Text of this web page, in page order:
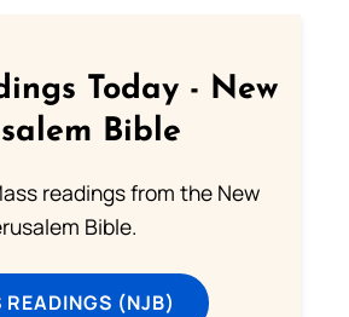
Today - New
Bible
readings from the New
Bible.
READINGS (NJB)